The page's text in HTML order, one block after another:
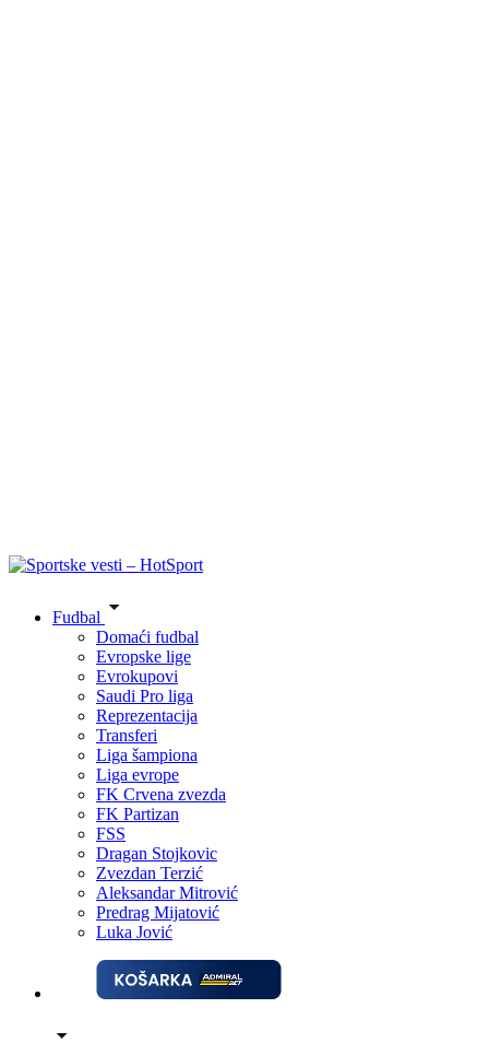
Fudbal
Domaći fudbal
Evropske lige
Evrokupovi
Saudi Pro liga
Reprezentacija
Transferi
Liga šampiona
Liga evrope
FK Crvena zvezda
FK Partizan
FSS
Dragan Stojkovic
Zvezdan Terzić
Aleksandar Mitrović
Predrag Mijatović
Luka Jović